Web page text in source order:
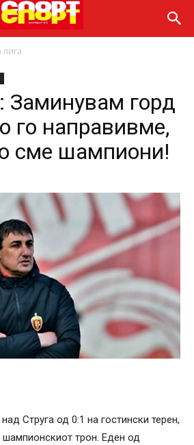
лига
Заминувам горд
го направивме,
сме шампиони!
Струга од 0:1 на гостински терен,
шампионскиот трон. Еден од